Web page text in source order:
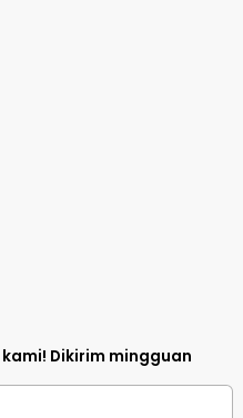
kami! Dikirim mingguan